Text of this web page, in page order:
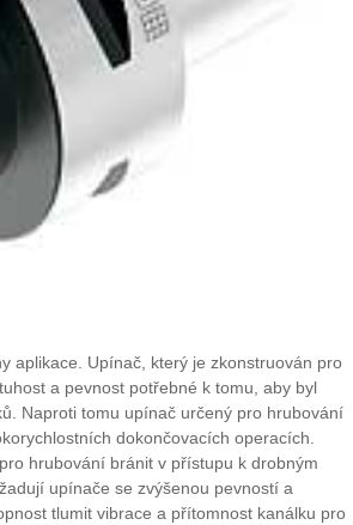
aplikace. Upínač, který je zkonstruován pro
a pevnost potřebné k tomu, aby byl
Naproti tomu upínač určený pro hrubování
dokončovacích operacích.
hrubování bránit v přístupu k drobným
upínače se zvýšenou pevností a
tlumit vibrace a přítomnost kanálku pro